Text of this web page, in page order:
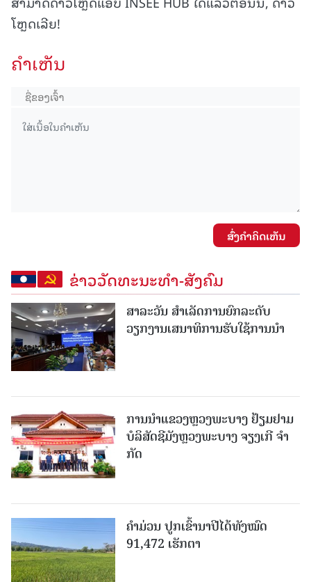
ໂຫຼດເລີຍ!
ຄໍາເຫັນ
ສົ່ງຄໍາຄິດເຫັນ
ຂ່າວວັດທະນະທຳ-ສັງຄົມ
ສາລະວັນ ສໍາເລັດການຍົກລະດັບ
ວຽກງານເສນາທິການຮັບໃຊ້ການນໍາ
ການນຳແຂວງຫຼວງພະບາງ ຢ້ຽມ​ຢາມ
ບໍ​ລິ​ສັດຊີມັງຫຼວງພະບາງ ຈຽງເກີ ຈໍາ
ກັດ
ຄໍາມ່ວນ ປູກເຂົ້ານາປີໄດ້ທັງໝົດ
91,472 ເຮັກຕາ